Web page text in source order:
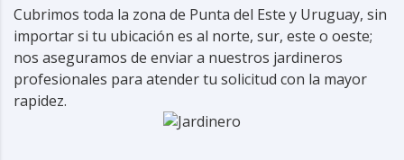
Cubrimos toda la zona de Punta del Este y Uruguay, sin
importar si tu ubicación es al norte, sur, este o oeste;
nos aseguramos de enviar a nuestros jardineros
profesionales para atender tu solicitud con la mayor
rapidez.